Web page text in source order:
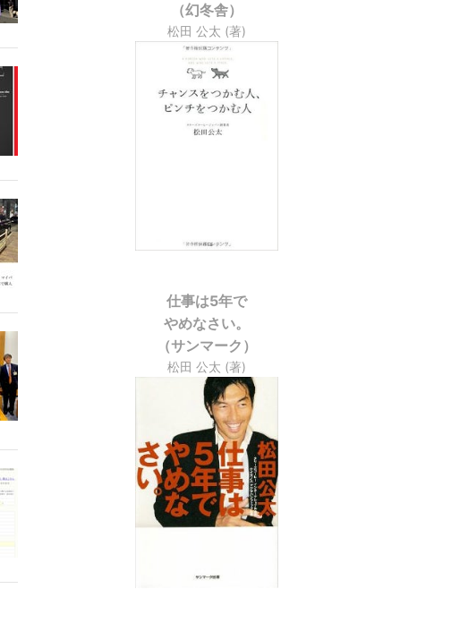
（幻冬舎）
松田 公太 (著)
仕事は5年で
やめなさい。
（サンマーク）
松田 公太 (著)